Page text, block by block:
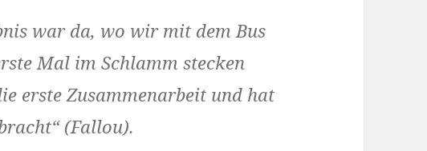
war da, wo wir mit dem Bus
Mal im Schlamm stecken
erste Zusammenarbeit und hat
(Fallou).